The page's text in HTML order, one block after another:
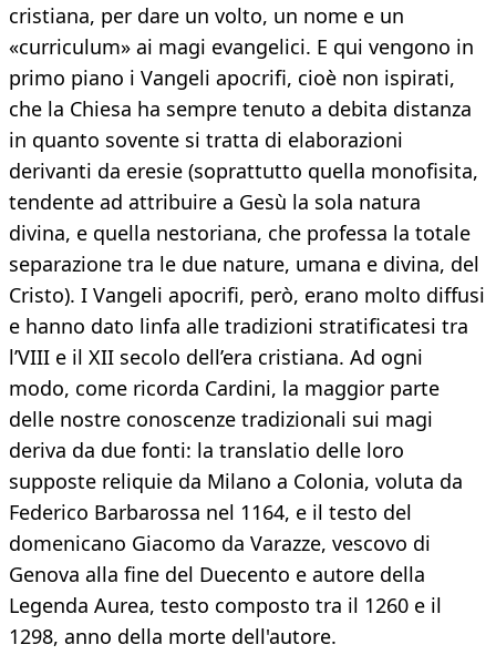
cristiana, per dare un volto, un nome e un
«curriculum» ai magi evangelici. E qui vengono in
primo piano i Vangeli apocrifi, cioè non ispirati,
che la Chiesa ha sempre tenuto a debita distanza
in quanto sovente si tratta di elaborazioni
derivanti da eresie (soprattutto quella monofisita,
tendente ad attribuire a Gesù la sola natura
divina, e quella nestoriana, che professa la totale
separazione tra le due nature, umana e divina, del
Cristo). I Vangeli apocrifi, però, erano molto diffusi
e hanno dato linfa alle tradizioni stratificatesi tra
l’VIII e il XII secolo dell’era cristiana. Ad ogni
modo, come ricorda Cardini, la maggior parte
delle nostre conoscenze tradizionali sui magi
deriva da due fonti: la translatio delle loro
supposte reliquie da Milano a Colonia, voluta da
Federico Barbarossa nel 1164, e il testo del
domenicano Giacomo da Varazze, vescovo di
Genova alla fine del Duecento e autore della
Legenda Aurea, testo composto tra il 1260 e il
1298, anno della morte dell'autore.